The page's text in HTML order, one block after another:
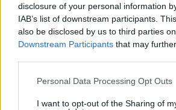
disclosure of your personal information
IAB’s list of downstream participants.
also be disclosed by us to third parties
Downstream Participants that may
Personal Data Processing Opt Outs
I want to opt-out of the Sharing of
peuvent pas agir seules.
Il recommande néanmoins un protocole
trois mois cinq souches de Lactobacillus et
sous surveillance médicale. Il insiste sur